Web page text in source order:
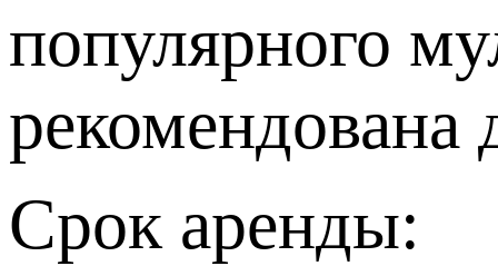
популярного
рекомендована
Срок аренды: